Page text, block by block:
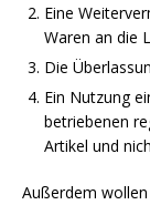
Eine
Waren an die
Die
Ein Nutzung
betriebenen
Artikel und
Außerdem